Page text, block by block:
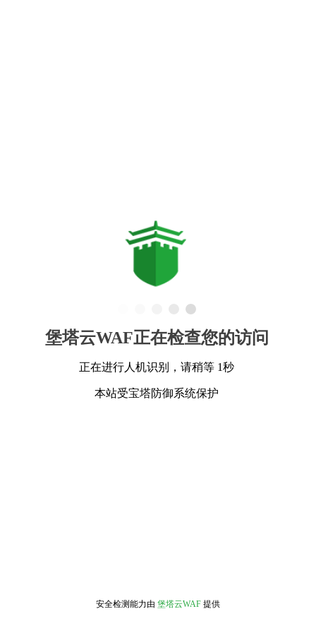
堡塔云WAF正在检查您的访问
正在进行人机识别，请稍等 1秒
本站受宝塔防御系统保护
安全检测能力由 堡塔云WAF 提供